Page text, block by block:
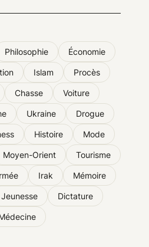
Philosophie Économie
Islam Procès
Chasse Voiture
Ukraine Drogue
Histoire Mode
Moyen-Orient Tourisme
Irak Mémoire
Jeunesse Dictature